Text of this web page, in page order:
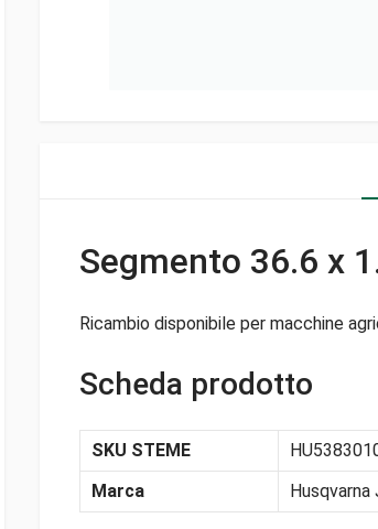
Segmento 36.6 x
Ricambio disponibile per macchine
Scheda prodotto
SKU STEME
Marca